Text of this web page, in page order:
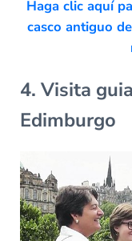
Haga clic aquí
casco antiguo
4. Visita
Edimburgo